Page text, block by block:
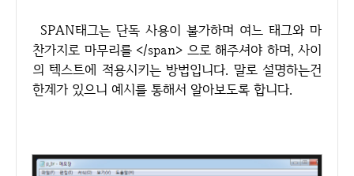
SPAN태그는 단독 사용이 불가하며 여느 태그와 마
찬가지로 마무리를 </span> 으로 해주셔야 하며, 사이
의 텍스트에 적용시키는 방법입니다. 말로 설명하는건
한계가 있으니 예시를 통해서 알아보도록 합니다.